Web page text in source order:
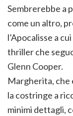
Sembrerebbe a
come un altro,
l’Apocalisse a
thriller che
Glenn Cooper.
Margherita, che
la costringe a
minimi dettagli,